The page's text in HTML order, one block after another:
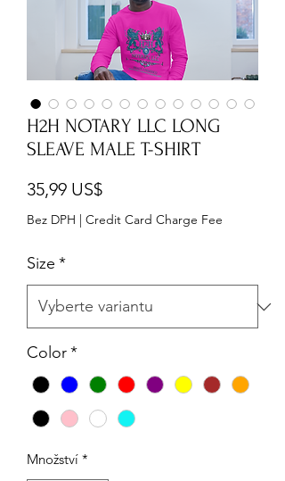
H2H NOTARY LLC LONG
SLEAVE MALE T-SHIRT
35,99 US$Cena
Bez DPH | Credit Card Charge Fee
Size *
Color*
Množství *